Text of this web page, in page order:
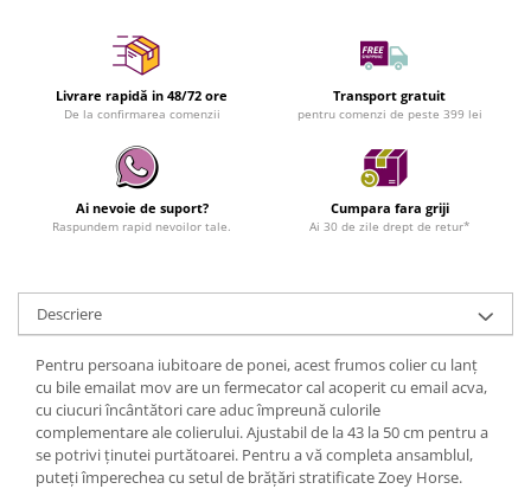
Livrare rapidă in 48/72 ore
De la confirmarea comenzii
Transport gratuit
pentru comenzi de peste 399 lei
Ai nevoie de suport?
Raspundem rapid nevoilor tale.
Cumpara fara griji
Ai 30 de zile drept de retur*
Descriere
Pentru persoana iubitoare de ponei, acest frumos colier cu lanț
cu bile emailat mov are un fermecator cal acoperit cu email acva,
cu ciucuri încântători care aduc împreună culorile
complementare ale colierului. Ajustabil de la 43 la 50 cm pentru a
se potrivi ținutei purtătoarei. Pentru a vă completa ansamblul,
puteți împerechea cu setul de brățări stratificate Zoey Horse.